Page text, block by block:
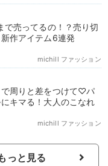
で売ってるの！？売り切
作アイテム6連発
michill ファッション
周りと差をつけて♡パ
キマる！大人のこなれ
michill ファッション
っと見る